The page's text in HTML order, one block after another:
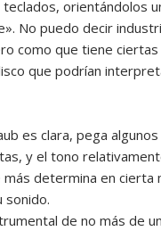
teclados, orientándolos
No puedo decir
como que tiene
que podrían
es clara, pega
y el tono
determina en cierta
sonido.
de no más de